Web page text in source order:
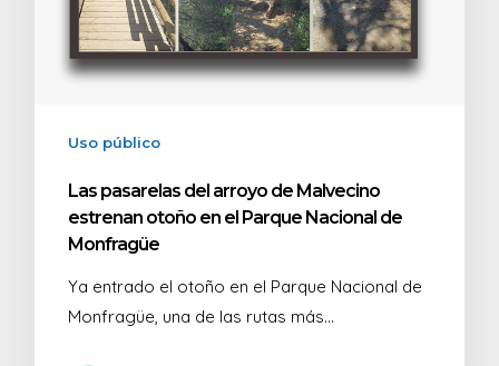
Uso público
Las pasarelas del arroyo de Malvecino
estrenan otoño en el Parque Nacional de
Monfragüe
Ya entrado el otoño en el Parque Nacional de
Monfragüe, una de las rutas más…